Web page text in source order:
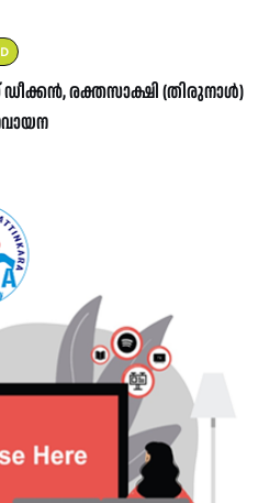
രക്തസാക്ഷി (തിരുനാൾ)